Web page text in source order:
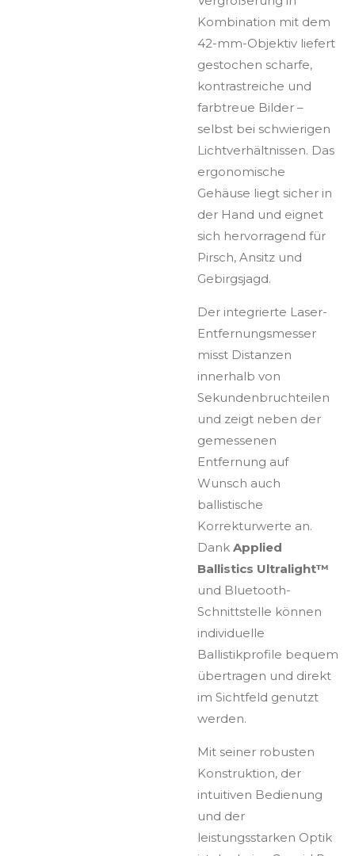
Kombination mit dem
42-mm-Objektiv liefert
gestochen scharfe,
kontrastreiche und
farbtreue Bilder –
selbst bei schwierigen
Lichtverhältnissen. Das
ergonomische
Gehäuse liegt sicher in
der Hand und eignet
sich hervorragend für
Pirsch, Ansitz und
Gebirgsjagd.
Der integrierte Laser-
Entfernungsmesser
misst Distanzen
innerhalb von
Sekundenbruchteilen
und zeigt neben der
gemessenen
Entfernung auf
Wunsch auch
ballistische
Korrekturwerte an.
Dank Applied
Ballistics Ultralight™
und Bluetooth-
Schnittstelle können
individuelle
Ballistikprofile bequem
übertragen und direkt
im Sichtfeld genutzt
werden.
Mit seiner robusten
Konstruktion, der
intuitiven Bedienung
und der
leistungsstarken Optik